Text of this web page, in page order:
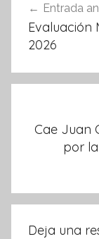
o
k
de
entradas
Entrada
Evaluación
2026
Cae Juan
por
Deja una